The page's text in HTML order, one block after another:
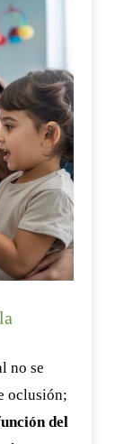
no se
oclusión;
del